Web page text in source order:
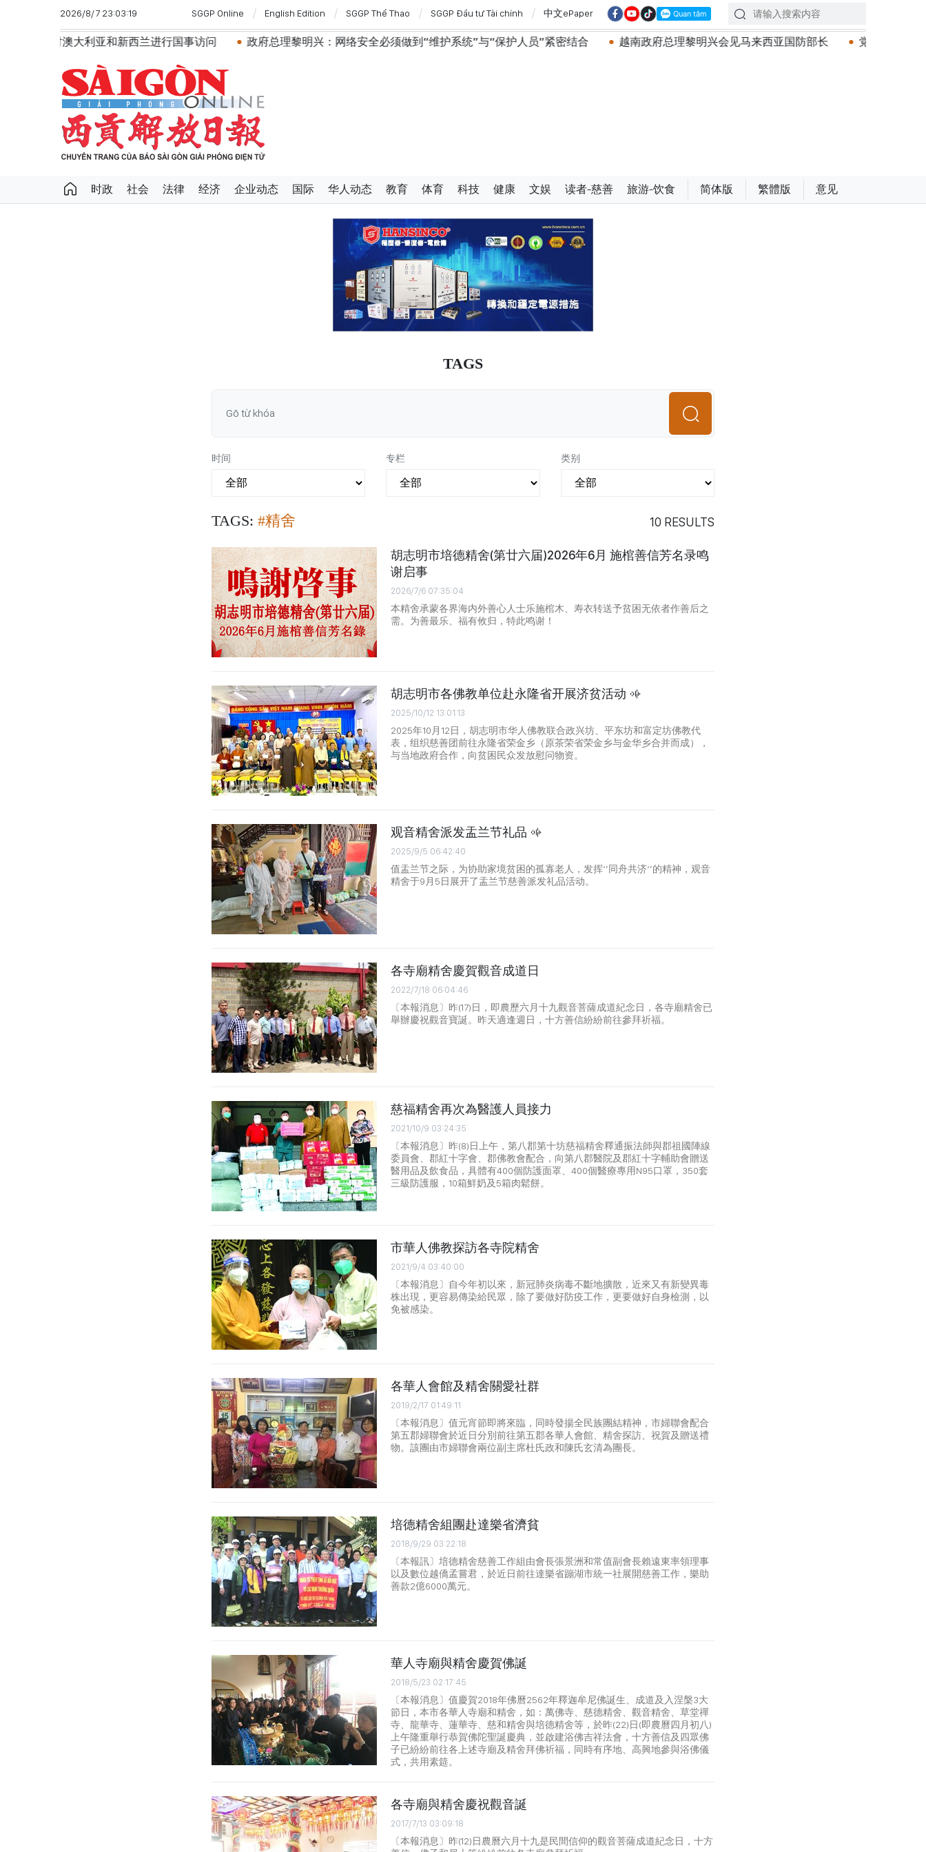
2026/8/7 23:03:19 SGGP Online English Edition SGGP Thể Thao SGGP Đầu tư Tài chính 中文ePaper
大利亚和新西兰进行国事访问 政府总理黎明兴：网络安全必须做到“维护系统”与“保护人员”紧密结合 越南政府总理黎明兴会见马来西亚国防部长 党中央总书记、国家主席
时政 社会 法律 经济 企业动态 国际 华人动态 教育 体育 科技 健康 文娱 读者-慈善 旅游-饮食 简体版 繁體版 意见
TAGS
时间 专栏 类别
TAGS: #精舍 10 RESULTS
胡志明市培德精舍(第廿六届)2026年6月 施棺善信芳名录鸣
谢启事
2026/7/6 07:35:04
本精舍承蒙各界海内外善心人士乐施棺木、寿衣转送予贫困无依者作善后之
需。为善最乐、福有攸归，特此鸣谢！
胡志明市各佛教单位赴永隆省开展济贫活动
2025/10/12 13:01:13
2025年10月12日，胡志明市华人佛教联合政兴坊、平东坊和富定坊佛教代
表，组织慈善团前往永隆省荣金乡（原茶荣省荣金乡与金华乡合并而成），
与当地政府合作，向贫困民众发放慰问物资。
观音精舍派发盂兰节礼品
2025/9/5 06:42:40
值盂兰节之际，为协助家境贫困的孤寡老人，发挥‘’同舟共济‘’的精神，观音
精舍于9月5日展开了盂兰节慈善派发礼品活动。
各寺廟精舍慶賀觀音成道日
2022/7/18 06:04:46
〔本報消息〕昨(17)日，即農歷六月十九觀音菩薩成道紀念日，各寺廟精舍已
舉辦慶祝觀音寶誕。昨天適逢週日，十方善信紛紛前往參拜祈福。
慈福精舍再次為醫護人員接力
2021/10/9 03:24:35
〔本報消息〕昨(8)日上午，第八郡第十坊慈福精舍釋通振法師與郡祖國陣線
委員會、郡紅十字會、郡佛教會配合，向第八郡醫院及郡紅十字輔助會贈送
醫用品及飲食品，具體有400個防護面罩、400個醫療專用N95口罩，350套
三級防護服，10箱鮮奶及5箱肉鬆餅。
市華人佛教探訪各寺院精舍
2021/9/4 03:40:00
〔本報消息〕自今年初以來，新冠肺炎病毒不斷地擴散，近來又有新變異毒
株出現，更容易傳染給民眾，除了要做好防疫工作，更要做好自身檢測，以
免被感染。
各華人會館及精舍關愛社群
2019/2/17 01:49:11
〔本報消息〕值元宵節即將來臨，同時發揚全民族團結精神，市婦聯會配合
第五郡婦聯會於近日分別前往第五郡各華人會館、精舍探訪、祝賀及贈送禮
物。該團由市婦聯會兩位副主席杜氏政和陳氏玄清為團長。
培德精舍組團赴達樂省濟貧
2018/9/29 03:22:18
〔本報訊〕培德精舍慈善工作組由會長張景洲和常值副會長賴遠東率領理事
以及數位越僑孟嘗君，於近日前往達樂省蹦湖市統一社展開慈善工作，樂助
善款2億6000萬元。
華人寺廟與精舍慶賀佛誕
2018/5/23 02:17:45
〔本報消息〕值慶賀2018年佛曆2562年釋迦牟尼佛誕生、成道及入涅槃3大
節日，本市各華人寺廟和精舍，如：萬佛寺、慈德精舍、觀音精舍、草堂禪
寺、龍華寺、蓮華寺、慈和精舍與培德精舍等，於昨(22)日(即農曆四月初八)
上午隆重舉行恭賀佛陀聖誕慶典，並啟建浴佛吉祥法會，十方善信及四眾佛
子已紛紛前往各上述寺廟及精舍拜佛祈福，同時有序地、高興地參與浴佛儀
式，共用素筵。
各寺廟與精舍慶祝觀音誕
2017/7/13 03:09:18
〔本報消息〕昨(12)日農曆六月十九是民間信仰的觀音菩薩成道紀念日，十方